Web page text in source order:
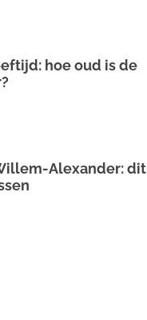
hoe oud is de
Alexander: dit